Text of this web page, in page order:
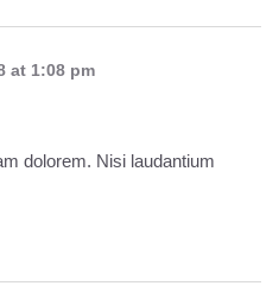
at 1:08 pm
dolorem. Nisi laudantium